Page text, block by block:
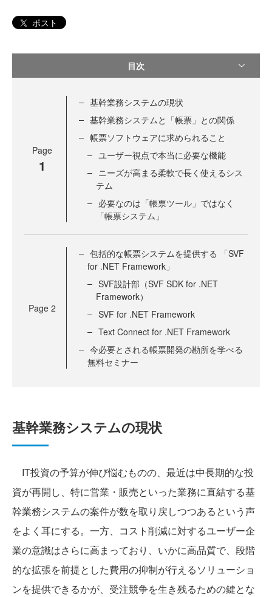
ポスト
目次
Page
1
基幹業務システムの現状
基幹業務システムと「帳票」との関係
帳票ソフトウェアに求められること
ユーザー視点で本当に必要な機能
ニーズが高まる柔軟で長く使えるシス
テム
必要なのは「帳票ツール」ではなく
「帳票システム」
Page 2
包括的な帳票システムを提供する 「SVF
for .NET Framework」
SVF設計部（SVF SDK for .NET
Framework）
SVF for .NET Framework
Text Connect for .NET Framework
今必要とされる帳票開発の勘所を学べる
無料セミナー
基幹業務システムの現状
IT投資の予算が伸び悩むものの、最近は中長期的な投
資が再開し、特に営業・販売といった業務に直結する基
幹業務システムの案件が数を取り戻しつつあるという声
をよく耳にする。一方、コスト削減に対するユーザー企
業の意識はさらに高まっており、いかに高品質で、段階
的な拡張を前提とした費用の抑制が行えるソリューショ
ンを提供できるかが、受注競争を生き残るための鍵とな